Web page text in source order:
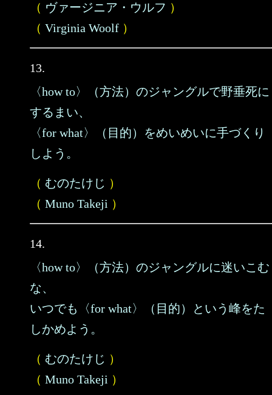
（ ヴァージニア・ウルフ ）
（ Virginia Woolf ）
13.
〈how to〉（方法）のジャングルで野垂死に
するまい、
〈for what〉（目的）をめいめいに手づくり
しよう。
（ むのたけじ ）
（ Muno Takeji ）
14.
〈how to〉（方法）のジャングルに迷いこむ
な、
いつでも〈for what〉（目的）という峰をた
しかめよう。
（ むのたけじ ）
（ Muno Takeji ）